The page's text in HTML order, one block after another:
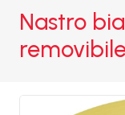
Nastro